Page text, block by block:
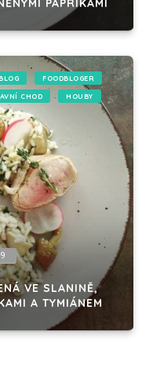
PAPRIKAMI
FOODBLOGER
CHOD HOUBY
VE SLANINĚ,
A TYMIÁNEM